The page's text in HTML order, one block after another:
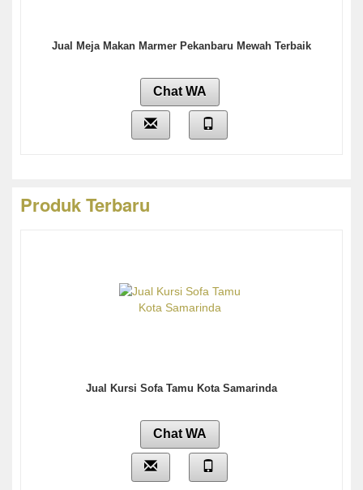
Jual Meja Makan Marmer Pekanbaru Mewah Terbaik
Chat WA
Produk Terbaru
Jual Kursi Sofa Tamu Kota Samarinda
Chat WA